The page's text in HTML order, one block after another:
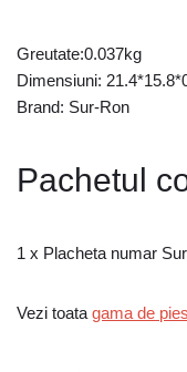
Greutate:0.037kg
Dimensiuni:
Brand: Sur-Ron
Pachetul
1 x Placheta numar
Vezi toata gama de